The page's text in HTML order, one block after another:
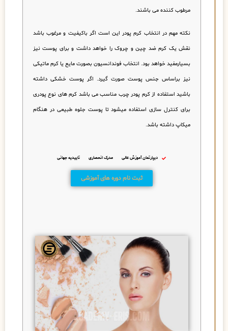
مرطوب کننده می باشند.
نکته مهم در انتخاب کرم پودر این است اگر باکیفیت و مرغوب باشد
نقش یک کرم ضد چین و چروک را خواهد داشت و برای پوست نیز
بسیارمفید خواهد بود. انتخاب فوندانسیون بصورت مایع یا کرم ماتیکی
نیز براساس جنس پوست صورت گیرد. اگر پوست خشکی داشته
باشید استفاده از کرم پودر چرب مناسب می باشد کرم های نوع پودری
برای کنترل سازی استفاده میشود تا پوست جلوه طبیعی در هنگام
میکاپ داشته باشد.
دیپارتمان آموزش عالی مدرک انحصاری تاییدیه جهانی
ثبت نام دوره های آموزشی